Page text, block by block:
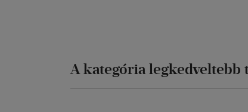
A kategória legkedveltebb